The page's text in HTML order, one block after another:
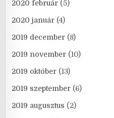
2020 február (5)
2020 január (4)
2019 december (8)
2019 november (10)
2019 október (13)
2019 szeptember (6)
2019 augusztus (2)